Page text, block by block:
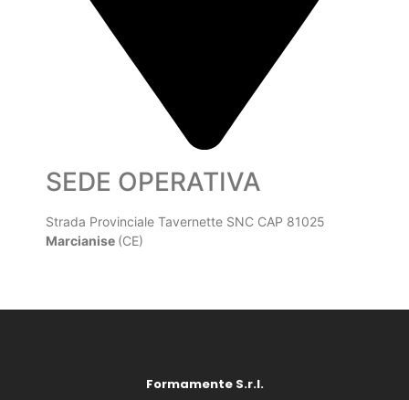
SEDE OPERATIVA
Strada Provinciale Tavernette SNC CAP 81025
Marcianise (CE)
Formamente S.r.l.